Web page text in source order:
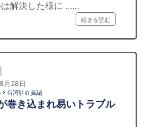
は解決した様に ……
続きを読む
月28日
台湾駐在員編
巻き込まれ易いトラブル